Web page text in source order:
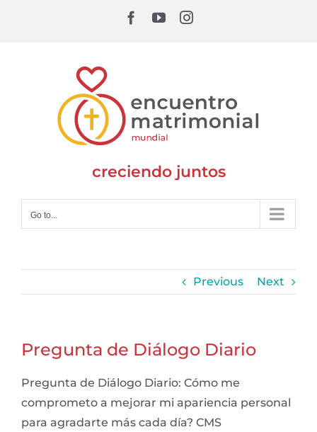
Facebook
YouTubeInstagram
creciendo juntos
Go to...
Previous Next
Pregunta de Diálogo Diario
Pregunta de Diálogo Diario: Cómo me
comprometo a mejorar mi apariencia personal
para agradarte más cada día? CMS